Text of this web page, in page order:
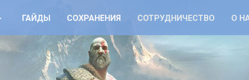
ГАЙДЫ СОХРАНЕНИЯ СОТРУДНИЧЕСТВО О